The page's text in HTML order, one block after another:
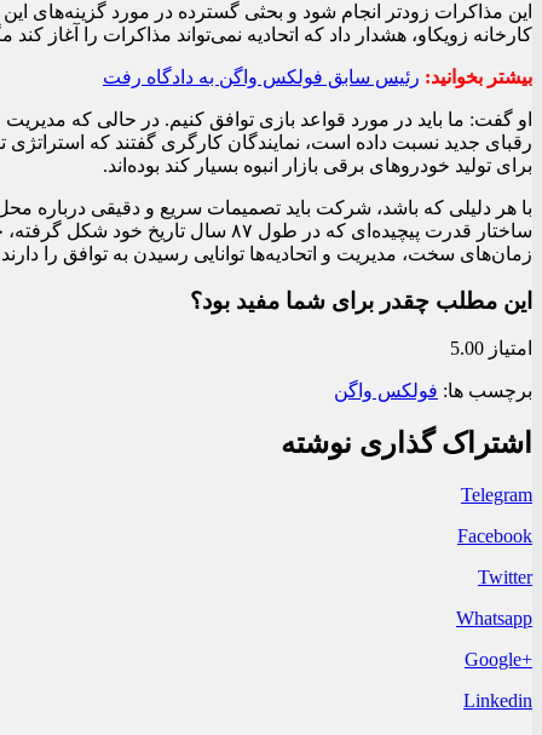
کارخانه زویکاو، هشدار داد که اتحادیه نمی‌تواند مذاکرات را آغاز
بیشتر بخوانید: رئیس سابق فولکس واگن به دادگاه رفت
او گفت: ما باید در مورد قواعد بازی توافق کنیم. در حالی که
رقبای جدید نسبت داده است، نمایندگان کارگری گفتند که
برای تولید خودروهای برقی بازار انبوه بسیار کند بوده‌اند.
با هر دلیلی که باشد، شرکت باید تصمیمات سریع و دقیقی درباره
ساختار قدرت پیچیده‌ای که در طول ۸۷
زمان‌های سخت، مدیریت و اتحادیه‌ها توانایی رسیدن به توافق را
این مطلب چقدر برای شما مفید بود؟
امتیاز 5.00
برچسب ها: فولکس واگن
اشتراک گذاری نوشته
Telegram
Facebook
Twitter
Whatsapp
+Google
Linkedin